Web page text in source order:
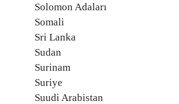
Solomon Adaları
Somali
Sri Lanka
Sudan
Surinam
Suriye
Suudi Arabistan